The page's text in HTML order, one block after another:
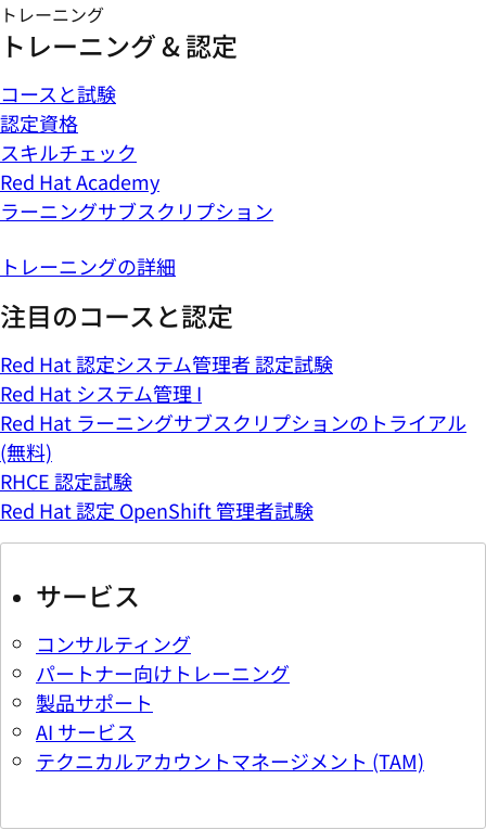
トレーニング
トレーニング & 認定
コースと試験
認定資格
スキルチェック
Red Hat Academy
ラーニングサブスクリプション
トレーニングの詳細
注目のコースと認定
Red Hat 認定システム管理者 認定試験
Red Hat システム管理 I
Red Hat ラーニングサブスクリプションのトライアル
(無料)
RHCE 認定試験
Red Hat 認定 OpenShift 管理者試験
サービス
コンサルティング
パートナー向けトレーニング
製品サポート
AI サービス
テクニカルアカウントマネージメント (TAM)